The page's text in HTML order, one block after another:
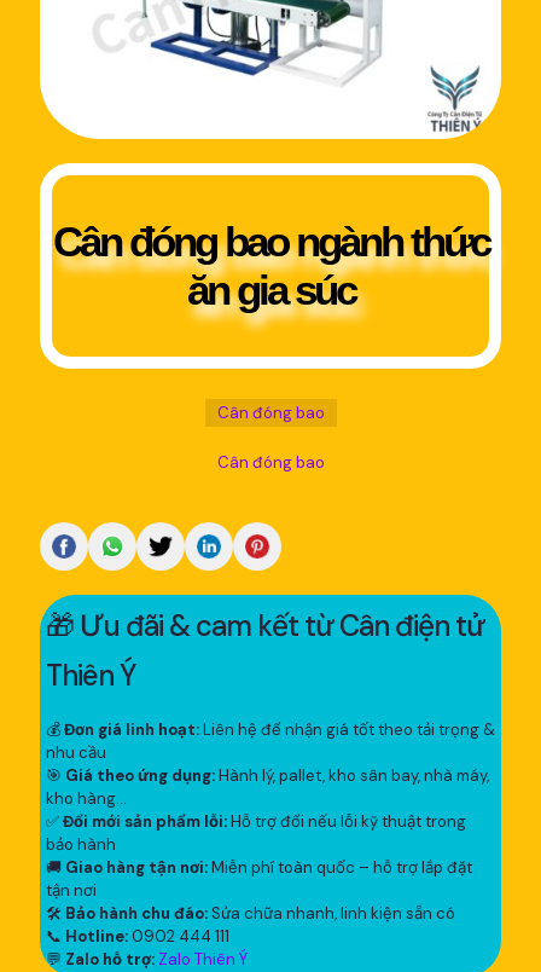
Cân đóng bao ngành thức
ăn gia súc
Cân đóng bao
Cân đóng bao
🎁 Ưu đãi & cam kết từ Cân điện tử
Thiên Ý
💰Đơn giá linh hoạt:Liên hệ để nhận giá tốt theo tải trọng &
nhu cầu
🎯 Giá theo ứng dụng:Hành lý, pallet, kho sân bay, nhà máy,
kho hàng...
✅Đổi mới sản phẩm lỗi:Hỗ trợ đổi nếu lỗi kỹ thuật trong
bảo hành
🚚 Giao hàng tận nơi:Miễn phí toàn quốc – hỗ trợ lắp đặt
tận nơi
🛠 Bảo hành chu đáo: Sửa chữa nhanh, linh kiện sẵn có
📞 Hotline: 0902 444 111
💬 Zalo hỗ trợ: Zalo Thiên Ý